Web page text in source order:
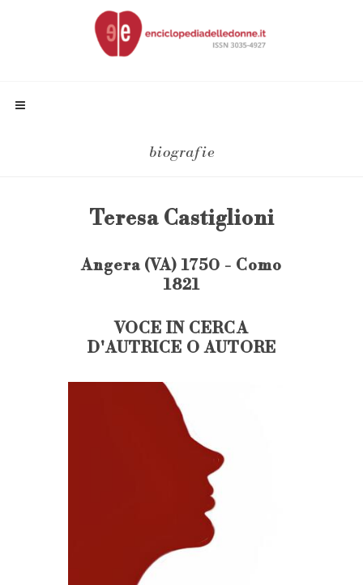
biografie
Teresa Castiglioni
Angera (VA) 1750 - Como
1821
VOCE IN CERCA
D'AUTRICE O AUTORE